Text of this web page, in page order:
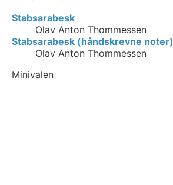
Stabsarabesk
Olav Anton Thommessen
Stabsarabesk (håndskrevne noter)
Olav Anton Thommessen
Minivalen